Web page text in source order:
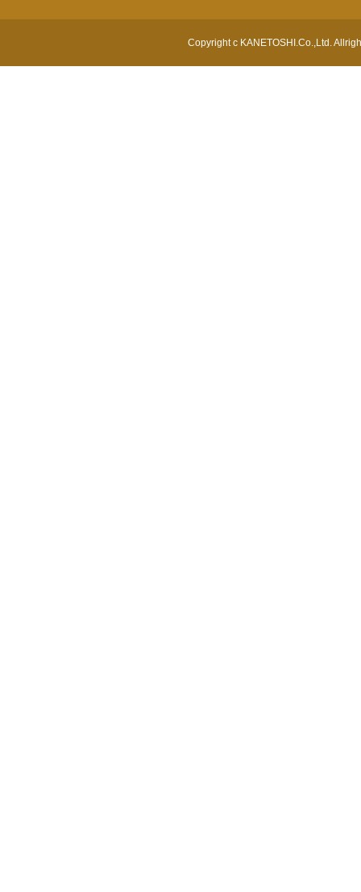
Copyright c KANETOSHI.Co.,Ltd.